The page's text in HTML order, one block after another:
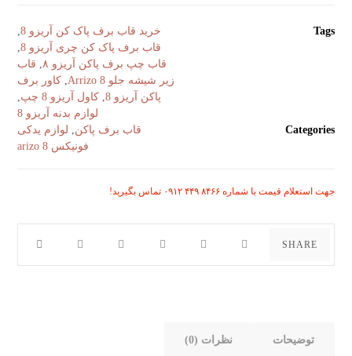
Tags خرید قاب برف پاک کن آریزو 8
,
قاب برف پاک کن چری آریزو 8
,
قاب چپ برف پاکن آریزو ٨
قاب
زیر شیشه جلو Arrizo 8
کاور برف
پاکن آریزو 8
, کاول آریزو 8 چپ
لوازم بدنه آریزو 8
Categories
قاب برف پاکن
لوازم یدکی
فونیکس arizo 8
جهت استعلام قیمت با شماره ۸۴۶۶ ۴۴۹ ۰۹۱۲ تماس بگیرید!
توضیحات نظرات (0)